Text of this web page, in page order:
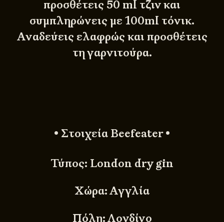
προσθέτεις 50 ml τζιν και
συμπληρώνεις με 100ml τόνικ.
Αναδεύεις ελαφρώς και προσθέτεις
τη γαρνιτούρα.
• Στοιχεία Beefeater •
Τύπος: London dry gin
Χώρα: Αγγλία
Πόλη: Λονδίνο